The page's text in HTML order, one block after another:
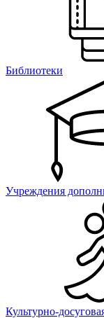
Библиотеки
Учреждения
Культурно-